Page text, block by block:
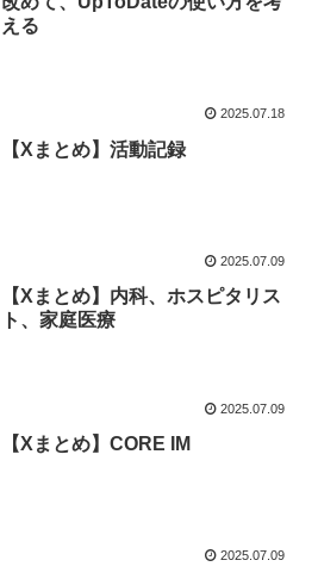
える
2025.07.18
【Xまとめ】活動記録
2025.07.09
【Xまとめ】内科、ホスピタリス
ト、家庭医療
2025.07.09
【Xまとめ】CORE IM
2025.07.09